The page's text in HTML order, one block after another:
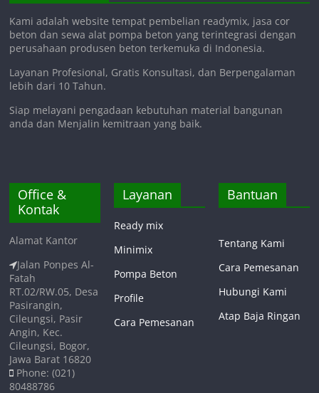
Kami adalah website tempat pembelian readymix, jasa cor
beton dan sewa alat pompa beton yang terintegrasi dengan
perusahaan produsen beton terkemuka di Indonesia.
Layanan Profesional, Gratis Konsultasi, dan Berpengalaman
lebih dari 10 Tahun.
Siap melayani pengadaan kebutuhan material bangunan
anda dan Menjalin kemitraan yang baik.
Office &
Kontak
Alamat Kantor
Jalan Ponpes Al-
Fatah
RT.02/RW.05, Desa
Pasirangin,
Cileungsi, Pasir
Angin, Kec.
Cileungsi, Bogor,
Jawa Barat 16820
Phone: (021)
80488786
Layanan
Ready mix
Minimix
Pompa Beton
Profile
Cara Pemesanan
Bantuan
Tentang Kami
Cara Pemesanan
Hubungi Kami
Atap Baja Ringan